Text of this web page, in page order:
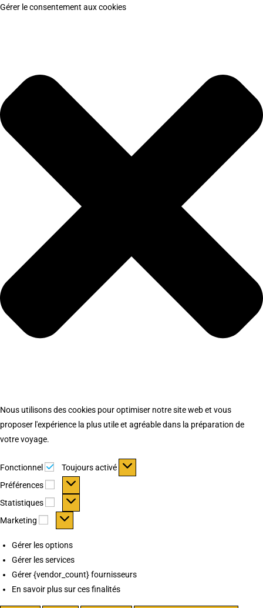
Gérer le consentement aux cookies
Nous utilisons des cookies pour optimiser notre site web et vous
proposer l'expérience la plus utile et agréable dans la préparation de
votre voyage.
Fonctionnel Fonctionnel
Toujours activé
Préférences
Préférences
Statistiques Statistiques
Marketing Marketing
Gérer les options
Gérer les services
Gérer {vendor_count} fournisseurs
En savoir plus sur ces finalités